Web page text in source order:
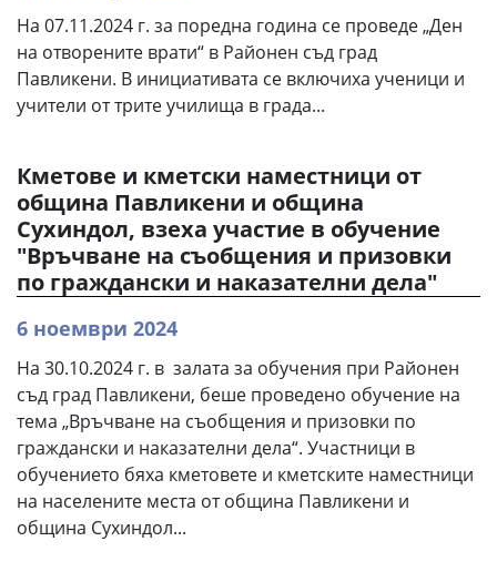
На 07.11.2024 г. за поредна година се проведе „Ден
на отворените врати“ в Районен съд град
Павликени. В инициативата се включиха ученици и
учители от трите училища в града...
Кметове и кметски наместници от
община Павликени и община
Сухиндол, взеха участие в обучение
"Връчване на съобщения и призовки
по граждански и наказателни дела"
6 ноември 2024
На 30.10.2024 г. в залата за обучения при Районен
съд град Павликени, беше проведено обучение на
тема „Връчване на съобщения и призовки по
граждански и наказателни дела“. Участници в
обучението бяха кметовете и кметските наместници
на населените места от община Павликени и
община Сухиндол...